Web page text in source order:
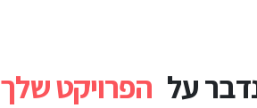
על הפרויקט שלך